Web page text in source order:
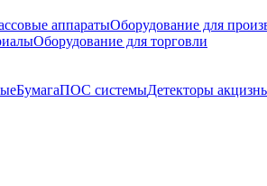
аппаратыОборудование для
Оборудование для торговли
БумагаПОС системыДетекторы